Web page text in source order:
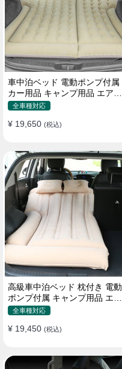
車中泊ベッド 電動ポンプ付属
カー用品 キャンプ用品 エアー
ベッド SUV車 普通車適用
全車種対応
¥ 19,650 (税込)
高級車中泊ベッド 枕付き 電動
ポンプ付属 キャンプ用品 エア
ーベッド 普通車 SUV
全車種対応
¥ 19,450 (税込)